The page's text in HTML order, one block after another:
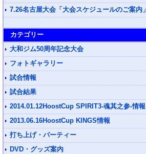
7.26名古屋大会「大会スケジュールのご案内」
カテゴリー
大和ジム50周年記念大会
フォトギャラリー
試合情報
試合結果
2014.01.12HoostCup SPIRIT3-魂其之参-情報
2013.06.16HoostCup KINGS情報
打ち上げ・パーティー
DVD・グッズ案内